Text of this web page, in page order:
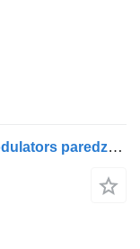
Mercedes-Benz 4801050060 EBS modulators paredzēts Mercedes-Benz ATEGO ACTROS kravas automašīnas